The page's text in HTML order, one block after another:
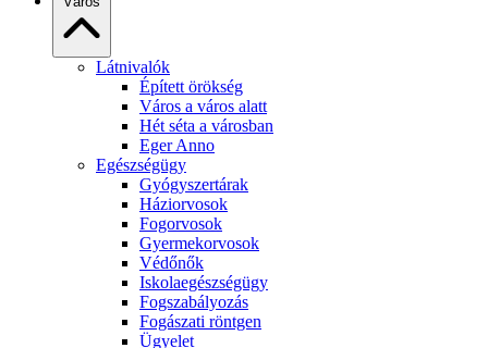
Látnivalók
Épített örökség
Város a város alatt
Hét séta a városban
Eger Anno
Egészségügy
Gyógyszertárak
Háziorvosok
Fogorvosok
Gyermekorvosok
Védőnők
Iskolaegészségügy
Fogszabályozás
Fogászati röntgen
Ügyelet